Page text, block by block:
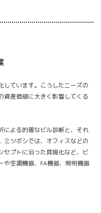
しています。こうしたニーズの
資産価値に大きく影響してくる
による的確なビル診断と、それ
ミツボシでは、オフィスなどの
セプトに沿った具現化など、ビ
や空調機器、FA機器、照明機器